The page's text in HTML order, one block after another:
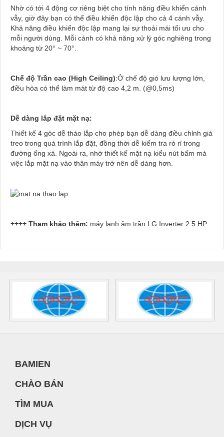
Nhờ có tới 4 động cơ riêng biệt cho tính năng điều khiển cánh
vẫy, giờ đây bạn có thể điều khiển độc lập cho cả 4 cánh vẫy.
Khả năng điều khiển độc lập mang lại sự thoải mái tối ưu cho
mỗi người dùng. Mỗi cánh có khả năng xử lý góc nghiêng trong
khoảng từ 20° ~ 70°.
Chế độ Trần cao (High Ceiling):Ở chế độ gió lưu lượng lớn,
điều hòa có thể làm mát từ độ cao 4,2 m. (@0,5ms)
Dễ dàng lắp đặt mặt nạ:
Thiết kế 4 góc dễ tháo lắp cho phép bạn dễ dàng điều chỉnh giá
treo trong quá trình lắp đặt, đồng thời dễ kiểm tra rò rỉ trong
đường ống xả. Ngoài ra, nhờ thiết kế mặt nạ kiểu nút bấm mà
việc lắp mặt nạ vào thân máy trở nên dễ dàng hơn.
++++ Tham khảo thêm: máy lạnh âm trần LG Inverter 2.5 HP
BAMIEN
CHÀO BÁN
TÌM MUA
DỊCH VỤ